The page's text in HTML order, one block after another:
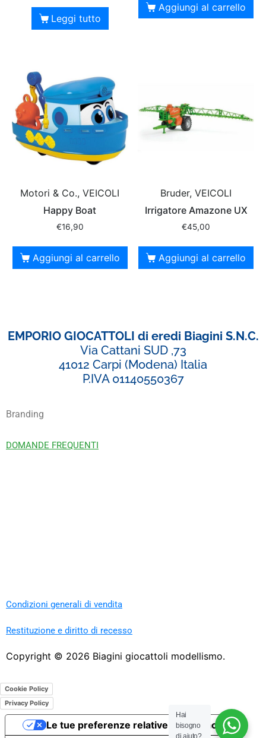
Leggi tutto
Aggiungi al carrello
Motori & Co., VEICOLI
Happy Boat
€16,90
Aggiungi al carrello
Bruder, VEICOLI
Irrigatore Amazone UX
€45,00
Aggiungi al carrello
EMPORIO GIOCATTOLI di eredi Biagini S.N.C.
Via Cattani SUD ,73
41012 Carpi (Modena) Italia
P.IVA 01140550367
Branding
DOMANDE FREQUENTI
Condizioni generali di vendita
Restituzione e diritto di recesso
Copyright © 2026 Biagini giocattoli modellismo.
Cookie Policy
Privacy Policy
Hai
bisogno
di aiuto?
Le tue preferenze relative alla privacy